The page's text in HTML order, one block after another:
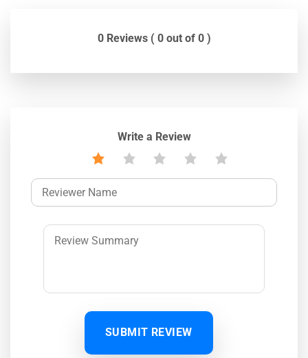
0 Reviews ( 0 out of 0 )
Write a Review
SUBMIT REVIEW